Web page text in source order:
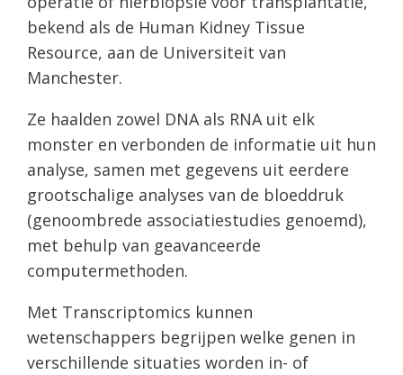
bekend als de Human Kidney Tissue
Resource, aan de Universiteit van
Manchester.
Ze haalden zowel DNA als RNA uit elk
monster en verbonden de informatie uit hun
analyse, samen met gegevens uit eerdere
grootschalige analyses van de bloeddruk
(genoombrede associatiestudies genoemd),
met behulp van geavanceerde
computermethoden.
Met Transcriptomics kunnen
wetenschappers begrijpen welke genen in
verschillende situaties worden in- of